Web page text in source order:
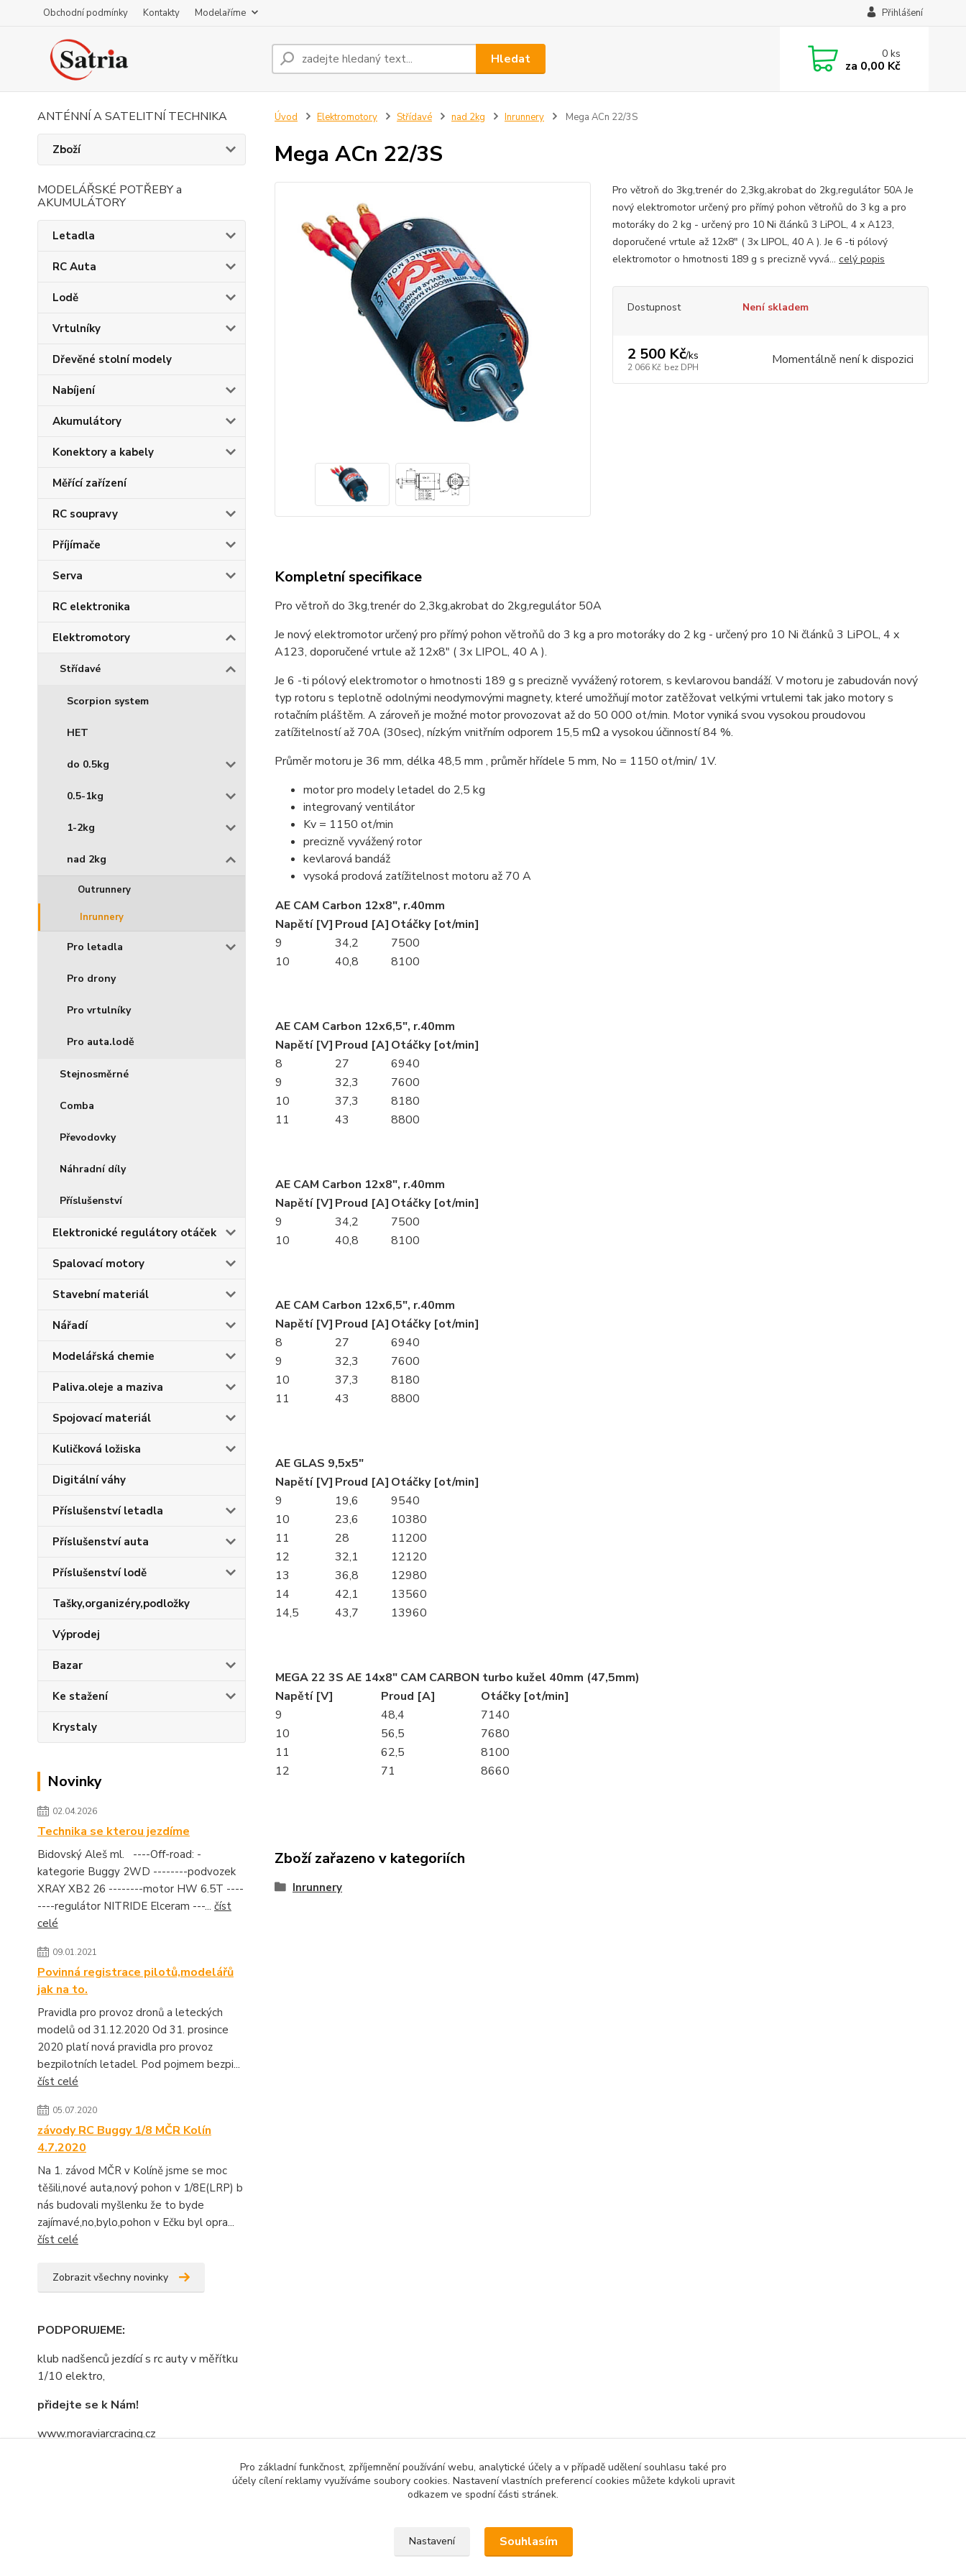
Obchodní podmínky Kontakty Modelaříme Přihlášení
Hledat 0ks
za 0,00 Kč
ANTÉNNÍ A SATELITNÍ TECHNIKA
Zboží
MODELÁŘSKÉ POTŘEBY a
AKUMULÁTORY
Letadla
RC Auta
Lodě
Vrtulníky
Dřevěné stolní modely
Nabíjení
Akumulátory
Konektory a kabely
Měřící zařízení
RC soupravy
Příjímače
Serva
RC elektronika
Elektromotory
Střídavé
Scorpion system
HET
do 0.5kg
0.5-1kg
1-2kg
nad 2kg
Outrunnery
Inrunnery
Pro letadla
Pro drony
Pro vrtulníky
Pro auta.lodě
Stejnosměrné
Comba
Převodovky
Náhradní díly
Příslušenství
Elektronické regulátory otáček
Spalovací motory
Stavební materiál
Nářadí
Modelářská chemie
Paliva.oleje a maziva
Spojovací materiál
Kuličková ložiska
Digitální váhy
Příslušenství letadla
Příslušenství auta
Příslušenství lodě
Tašky,organizéry,podložky
Výprodej
Bazar
Ke stažení
Krystaly
Novinky
02.04.2026
Technika se kterou jezdíme
Bidovský Aleš ml. ----Off-road: -
kategorie Buggy 2WD --------podvozek
XRAY XB2 26 --------motor HW 6.5T ----
----regulátor NITRIDE Elceram ---... číst
celé
09.01.2021
Povinná registrace pilotů,modelářů
jak na to.
Pravidla pro provoz dronů a leteckých
modelů od 31.12.2020 Od 31. prosince
2020 platí nová pravidla pro provoz
bezpilotních letadel. Pod pojmem bezpi...
číst celé
05.07.2020
závody RC Buggy 1/8 MČR Kolín
4.7.2020
Na 1. závod MČR v Kolíně jsme se moc
těšili,nové auta,nový pohon v 1/8E(LRP) b
nás budovali myšlenku že to byde
zajímavé,no,bylo,pohon v Ečku byl opra...
číst celé
Zobrazit všechny novinky
PODPORUJEME:
klub nadšenců jezdící s rc auty v měřítku
1/10 elektro,
přidejte se k Nám!
www.moraviarcracing.cz
Úvod Elektromotory Střídavé nad 2kg Inrunnery Mega ACn 22/3S
Mega ACn 22/3S
Pro větroň do 3kg,trenér do 2,3kg,akrobat do 2kg,regulátor 50A Je
nový elektromotor určený pro přímý pohon větroňů do 3 kg a pro
motoráky do 2 kg - určený pro 10 Ni článků 3 LiPOL, 4 x A123,
doporučené vrtule až 12x8" ( 3x LIPOL, 40 A ). Je 6 -ti pólový
elektromotor o hmotnosti 189 g s precizně vyvá... celý popis
Dostupnost Není skladem
2 500 Kč/ks
2 066 Kč bez DPH Momentálně není k dispozici
Kompletní specifikace
Pro větroň do 3kg,trenér do 2,3kg,akrobat do 2kg,regulátor 50A
Je nový elektromotor určený pro přímý pohon větroňů do 3 kg a pro motoráky do 2 kg - určený pro 10 Ni článků 3 LiPOL, 4 x
A123, doporučené vrtule až 12x8" ( 3x LIPOL, 40 A ).
Je 6 -ti pólový elektromotor o hmotnosti 189 g s precizně vyvážený rotorem, s kevlarovou bandáží. V motoru je zabudován nový
typ rotoru s teplotně odolnými neodymovými magnety, které umožňují motor zatěžovat velkými vrtulemi tak jako motory s
rotačním pláštěm. A zároveň je možné motor provozovat až do 50 000 ot/min. Motor vyniká svou vysokou proudovou
zatížitelností až 70A (30sec), nízkým vnitřním odporem 15,5 mΩ a vysokou účinností 84 %.
Průměr motoru je 36 mm, délka 48,5 mm , průměr hřídele 5 mm, No = 1150 ot/min/ 1V.
motor pro modely letadel do 2,5 kg
integrovaný ventilátor
Kv = 1150 ot/min
precizně vyvážený rotor
kevlarová bandáž
vysoká prodová zatížitelnost motoru až 70 A
AE CAM Carbon 12x8", r.40mm
Napětí [V] Proud [A] Otáčky [ot/min]
9
34,2
7500
10
40,8 8100
AE CAM Carbon 12x6,5", r.40mm
Napětí [V] Proud [A] Otáčky [ot/min]
8
27
6940
9
32,3
7600
10
37,3
8180
11
43 8800
AE CAM Carbon 12x8", r.40mm
Napětí [V] Proud [A] Otáčky [ot/min]
9
34,2
7500
10
40,8 8100
AE CAM Carbon 12x6,5", r.40mm
Napětí [V] Proud [A] Otáčky [ot/min]
8
27
6940
9
32,3
7600
10
37,3
8180
11
43 8800
AE GLAS 9,5x5"
Napětí [V] Proud [A] Otáčky [ot/min]
9
19,6
9540
10
23,6
10380
11
28
11200
12
32,1
12120
13
36,8
12980
14
42,1
13560
14,5
43,7 13960
MEGA 22 3S AE 14x8" CAM CARBON turbo kužel 40mm (47,5mm)
Napětí [V]
Proud [A]
Otáčky [ot/min]
9
48,4
7140
10
56,5
7680
11
62,5
8100
12
71 8660
Zboží zařazeno v kategoriích
Inrunnery
Pro základní funkčnost, zpříjemnění používání webu, analytické účely a v případě udělení souhlasu také pro
účely cílení reklamy využíváme soubory cookies. Nastavení vlastních preferencí cookies můžete kdykoli upravit
odkazem ve spodní části stránek.
Nastavení Souhlasím